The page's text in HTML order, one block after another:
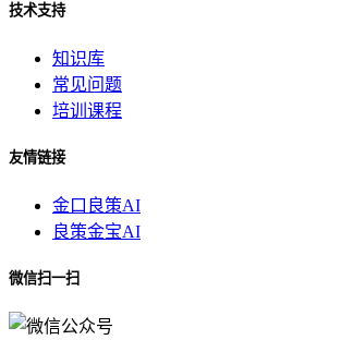
技术支持
知识库
常见问题
培训课程
友情链接
金口良策AI
良策金宝AI
微信扫一扫